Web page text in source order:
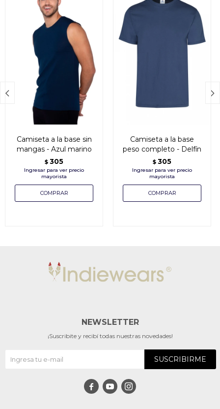
Camiseta a la base sin
mangas - Azul marino
$ 305
Camiseta a la base
peso completo - Delfín
$ 305
 
NEWSLETTER
¡Suscribite y recibí todas nuestras novedades!
SUSCRIBIRME
  